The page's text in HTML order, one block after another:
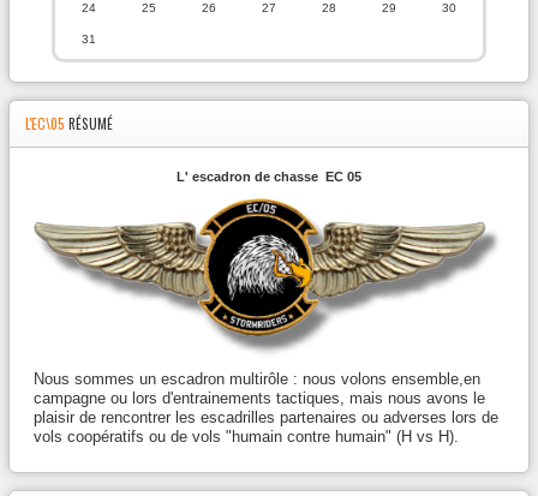
24 25 26 27 28 29 30
31
L'EC\05 RÉSUMÉ
L' escadron de chasse EC 05
Nous sommes un escadron multirôle : nous volons ensemble,en
campagne ou lors d'entrainements tactiques, mais nous avons le
plaisir de rencontrer les escadrilles partenaires ou adverses lors de
vols coopératifs ou de vols "humain contre humain" (H vs H).